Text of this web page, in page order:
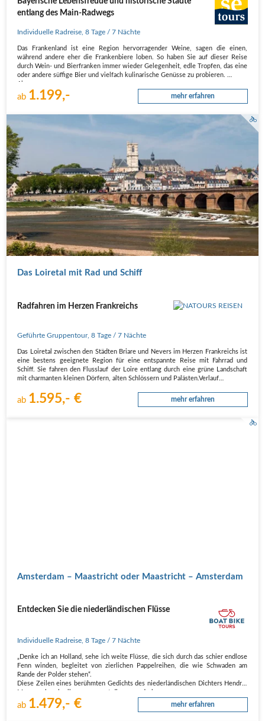
entlang des Main-Radwegs
Individuelle Radreise ,8 Tage / 7 Nächte
Das Frankenland ist eine Region hervorragender Weine, sagen die einen,
während andere eher die Frankenbiere loben. So haben Sie auf dieser Reise
durch Wein- und Bierfranken immer wieder Gelegenheit, edle Tropfen, das eine
oder andere süffige Bier und vielfach kulinarische Genüsse zu probieren.
ab 1.199,- mehr erfahren
Das Loiretal mit Rad und Schiff
Radfahren im Herzen Frankreichs
Geführte Gruppentour,8 Tage / 7 Nächte
Das Loiretal zwischen den Städten Briare und Nevers im Herzen Frankreichs ist
eine bestens geeignete Region für eine entspannte Reise mit Fahrrad und
Schiff. Sie fahren den Flusslauf der Loire entlang durch eine grüne Landschaft
mit charmanten kleinen Dörfern, alten Schlössern und Palästen.Verlauf…
ab 1.595,- € mehr erfahren
Amsterdam – Maastricht oder Maastricht – Amsterdam
Entdecken Sie die niederländischen Flüsse
Individuelle Radreise ,8 Tage / 7 Nächte
„Denke ich an Holland, sehe ich weite Flüsse, die sich durch das schier endlose
Fenn winden, begleitet von zierlichen Pappelreihen, die wie Schwaden am
Rande der Polder stehen“.
Diese Zeilen eines berühmten Gedichts des niederländischen Dichters Hendrik
ab 1.479,- € mehr erfahren